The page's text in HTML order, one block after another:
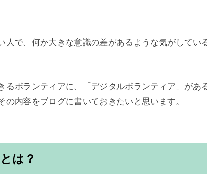
人で、何か大きな意識の差があるような気がしてい
るボランティアに、「デジタルボランティア」があ
は？